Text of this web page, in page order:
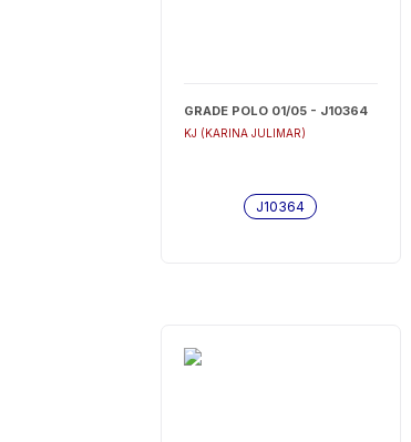
GRADE POLO 01/05 - J10364
KJ (KARINA JULIMAR)
J10364